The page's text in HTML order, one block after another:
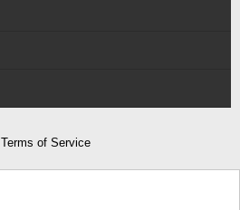
Terms of Service